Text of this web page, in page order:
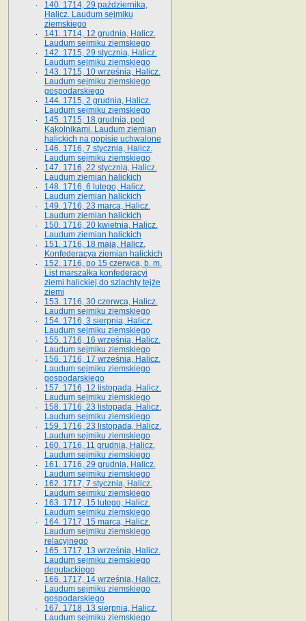
140. 1714, 29 października,
Halicz. Laudum sejmiku
ziemskiego
141. 1714, 12 grudnia, Halicz.
Laudum sejmiku ziemskiego
142. 1715, 29 stycznia, Halicz.
Laudum sejmiku ziemskiego
143. 1715, 10 września, Halicz.
Laudum sejmiku ziemskiego
gospodarskiego
144. 1715, 2 grudnia, Halicz.
Laudum sejmiku ziemskiego
145. 1715, 18 grudnia, pod
Kąkolnikami. Laudum ziemian
halickich na popisie uchwalone
146. 1716, 7 stycznia, Halicz.
Laudum sejmiku ziemskiego
147. 1716, 22 stycznia, Halicz.
Laudum ziemian halickich
148. 1716, 6 lutego, Halicz.
Laudum ziemian halickich
149. 1716, 23 marca, Halicz.
Laudum ziemian halickich
150. 1716, 20 kwietnia, Halicz.
Laudum ziemian halickich
151. 1716, 18 maja, Halicz.
Konfederacya ziemian halickich
152. 1716, po 15 czerwca, b. m.
List marszałka konfederacyi
ziemi halickiej do szlachty tejże
ziemi
153. 1716, 30 czerwca, Halicz.
Laudum sejmiku ziemskiego
154. 1716, 3 sierpnia, Halicz.
Laudum sejmiku ziemskiego
155. 1716, 16 września, Halicz.
Laudum sejmiku ziemskiego
156. 1716, 17 września, Halicz.
Laudum sejmiku ziemskiego
gospodarskiego
157. 1716, 12 listopada, Halicz.
Laudum sejmiku ziemskiego
158. 1716, 23 listopada, Halicz.
Laudum sejmiku ziemskiego
159. 1716, 23 listopada, Halicz.
Laudum sejmiku ziemskiego
160. 1716, 11 grudnia, Halicz.
Laudum sejmiku ziemskiego
161. 1716, 29 grudnia, Halicz.
Laudum sejmiku ziemskiego
162. 1717, 7 stycznia, Halicz.
Laudum sejmiku ziemskiego
163. 1717, 15 lutego, Halicz.
Laudum sejmiku ziemskiego
164. 1717, 15 marca, Halicz.
Laudum sejmiku ziemskiego
relacyjnego
165. 1717, 13 września, Halicz.
Laudum sejmiku ziemskiego
deputackiego
166. 1717, 14 września, Halicz.
Laudum sejmiku ziemskiego
gospodarskiego
167. 1718, 13 sierpnia, Halicz.
Laudum sejmiku ziemskiego